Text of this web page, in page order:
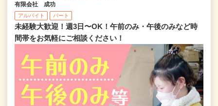
有限会社 成功
アルバイト パート
未経験大歓迎！週3日〜OK！午前のみ・午後のみなど時
間帯をお気軽にご相談ください！